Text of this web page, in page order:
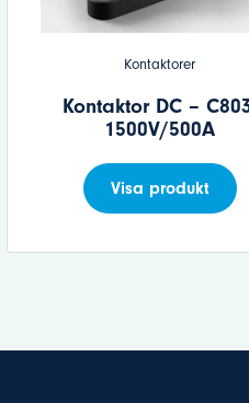
Kontaktorer
Kontaktor DC –
1500V/500A
Visa produkt